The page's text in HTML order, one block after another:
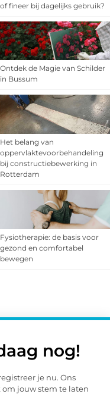
of fineer bij dagelijks gebruik?
Ontdek de Magie van Schilder
in Bussum
Het belang van
oppervlaktevoorbehandeling
bij constructiebewerking in
Rotterdam
Fysiotherapie: de basis voor
gezond en comfortabel
bewegen
nog!
je nu. Ons
jouw stem te laten